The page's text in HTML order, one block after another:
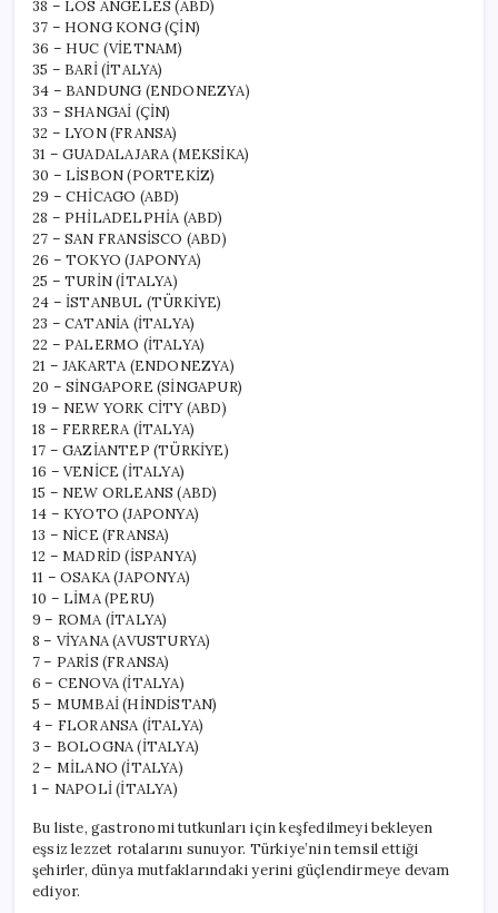
38 – LOS ANGELES (ABD)
37 – HONG KONG (ÇİN)
36 – HUC (VİETNAM)
35 – BARİ (İTALYA)
34 – BANDUNG (ENDONEZYA)
33 – SHANGAİ (ÇİN)
32 – LYON (FRANSA)
31 – GUADALAJARA (MEKSİKA)
30 – LİSBON (PORTEKİZ)
29 – CHİCAGO (ABD)
28 – PHİLADELPHİA (ABD)
27 – SAN FRANSİSCO (ABD)
26 – TOKYO (JAPONYA)
25 – TURİN (İTALYA)
24 – İSTANBUL (TÜRKİYE)
23 – CATANİA (İTALYA)
22 – PALERMO (İTALYA)
21 – JAKARTA (ENDONEZYA)
20 – SİNGAPORE (SİNGAPUR)
19 – NEW YORK CİTY (ABD)
18 – FERRERA (İTALYA)
17 – GAZİANTEP (TÜRKİYE)
16 – VENİCE (İTALYA)
15 – NEW ORLEANS (ABD)
14 – KYOTO (JAPONYA)
13 – NİCE (FRANSA)
12 – MADRİD (İSPANYA)
11 – OSAKA (JAPONYA)
10 – LİMA (PERU)
9 – ROMA (İTALYA)
8 – VİYANA (AVUSTURYA)
7 – PARİS (FRANSA)
6 – CENOVA (İTALYA)
5 – MUMBAİ (HİNDİSTAN)
4 – FLORANSA (İTALYA)
3 – BOLOGNA (İTALYA)
2 – MİLANO (İTALYA)
1 – NAPOLİ (İTALYA)
Bu liste, gastronomi tutkunları için keşfedilmeyi bekleyen
eşsiz lezzet rotalarını sunuyor. Türkiye’nin temsil ettiği
şehirler, dünya mutfaklarındaki yerini güçlendirmeye devam
ediyor.